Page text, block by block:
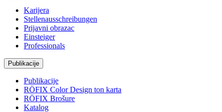
Karijera
Stellenausschreibungen
Prijavni obrazac
Einsteiger
Professionals
Publikacije
Publikacije
RÖFIX Color Design ton karta
RÖFIX Brošure
Katalog